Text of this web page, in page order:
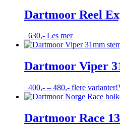
Dartmoor Reel
630,- Les mer
Dartmoor Viper
400,- – 480,-Prisområde:
400,-
480,-
flere varianter!
Dartmoor Race